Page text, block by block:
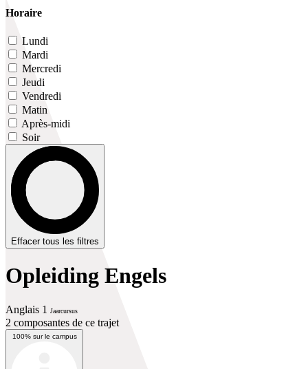
Horaire
Lundi
Mardi
Mercredi
Jeudi
Vendredi
Matin
Après-midi
Soir
Effacer tous les filtres
Opleiding Engels
Anglais 1 Jaarcursus
2 composantes de ce trajet
100% sur le campus